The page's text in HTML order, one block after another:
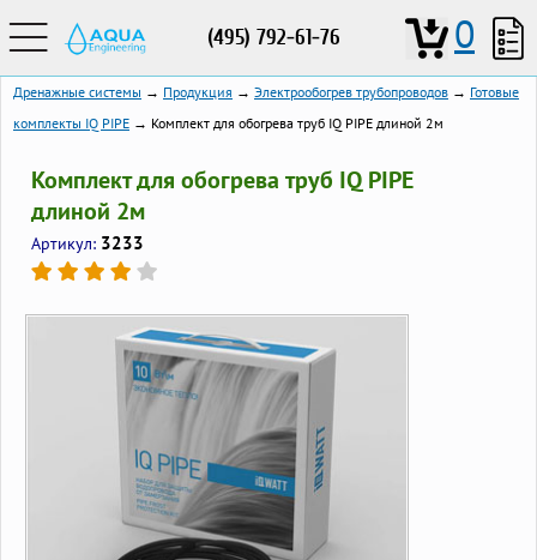
(495) 792-61-76 0
Дренажные системы → Продукция → Электрообогрев трубопроводов → Готовые
комплекты IQ PIPE → Комплект для обогрева труб IQ PIPE длиной 2м
Комплект для обогрева труб IQ PIPE
длиной 2м
Артикул: 3233